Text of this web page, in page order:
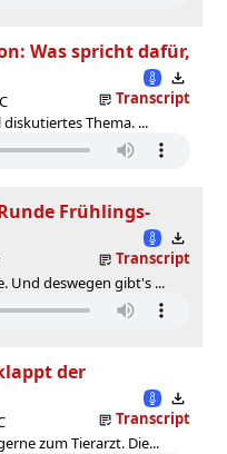
Was spricht dafür,
Transcript
Thema. ...
Frühlings-
Transcript
Und deswegen gibt's ...
der
Transcript
zum Tierarzt. Die...